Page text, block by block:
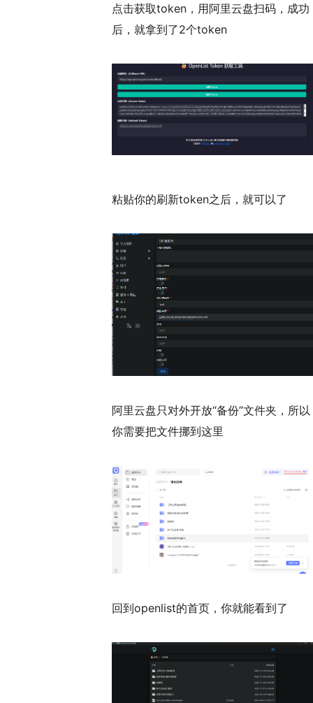
点击获取token，用阿里云盘扫码，成功
后，就拿到了2个token
粘贴你的刷新token之后，就可以了
阿里云盘只对外开放“备份”文件夹，所以
你需要把文件挪到这里
回到openlist的首页，你就能看到了